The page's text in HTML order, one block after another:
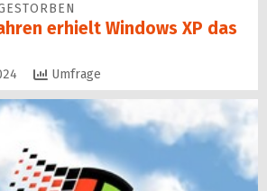
erhielt Windows XP das
Umfrage